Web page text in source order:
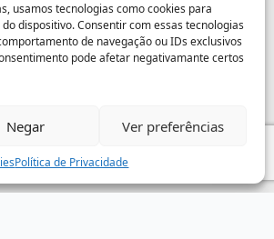
usamos tecnologias como cookies para
dispositivo. Consentir com essas tecnologias
de navegação ou IDs exclusivos
pode afetar negativamante certos
Negar Ver preferências
Política de Privacidade